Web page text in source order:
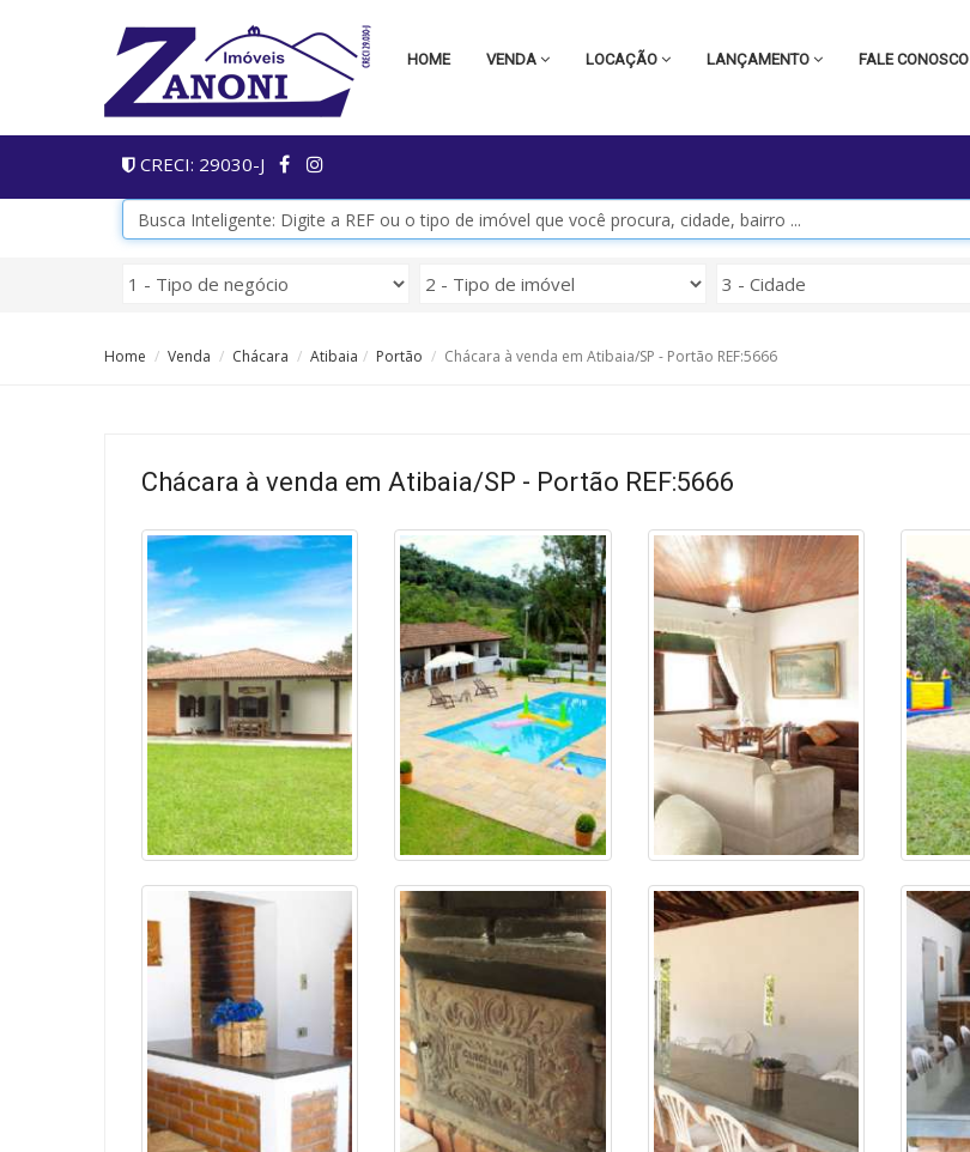
HOME VENDA LOCAÇÃO LANÇAMENTO FALE CONOSCO
CRECI: 29030-J
Home Venda Chácara Atibaia Portão Chácara à venda em Atibaia/SP - Portão REF:5666
Chácara à venda em Atibaia/SP - Portão REF:5666